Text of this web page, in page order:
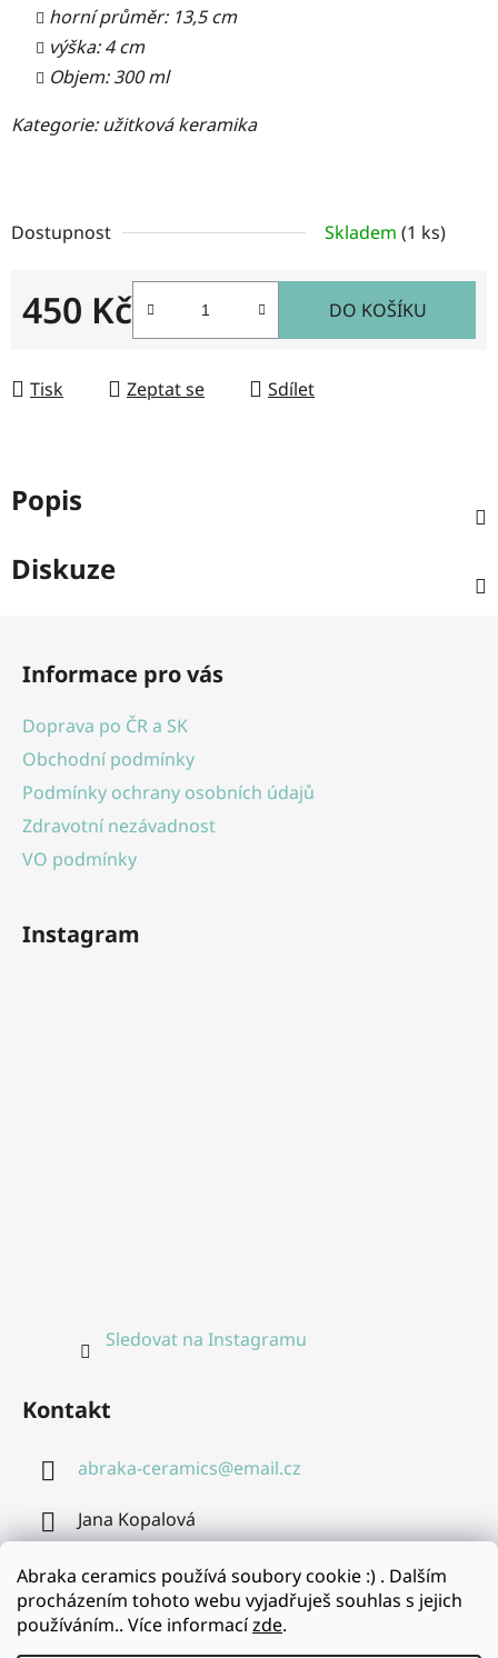
Abraka ceramics používá soubory cookie :) . Dalším
procházením tohoto webu vyjadřuješ souhlas s jejich
používáním.. Více informacízde.
horní průměr: 13,5 cm
výška: 4 cm
Objem: 300 ml
Kategorie: užitková keramika
Dostupnost Skladem (1 ks)
450 Kč DO KOŠÍKU
Tisk Zeptat se Sdílet
Popis
Diskuze
Informace pro vás
Doprava po ČR a SK
Obchodní podmínky
Podmínky ochrany osobních údajů
Zdravotní nezávadnost
VO podmínky
Instagram
Sledovat na Instagramu
Kontakt
abraka-ceramics@email.cz
Jana Kopalová
608 004 435